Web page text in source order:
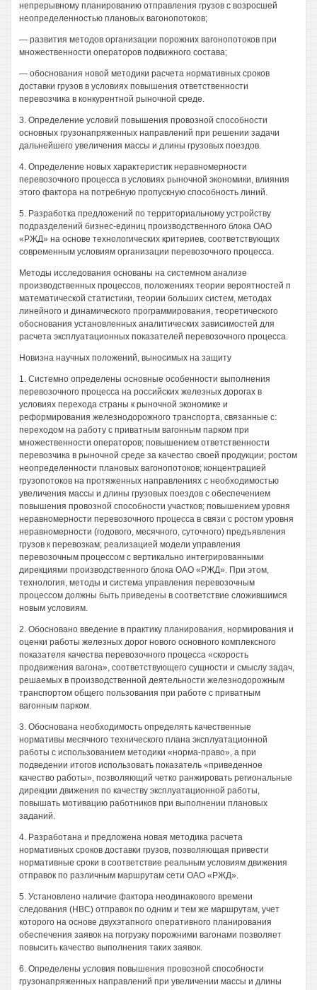
непрерывному планированию отправления грузов с возросшей
неопределенностью плановых вагонопотоков;
— развития методов организации порожних вагонопотоков при
множественности операторов подвижного состава;
— обоснования новой методики расчета нормативных сроков
доставки грузов в условиях повышения ответственности
перевозчика в конкурентной рыночной среде.
3. Определение условий повышения провозной способности
основных грузонапряженных направлений при решении задачи
дальнейшего увеличения массы и длины грузовых поездов.
4. Определение новых характеристик неравномерности
перевозочного процесса в условиях рыночной экономики, влияния
этого фактора на потребную пропускную способность линий.
5. Разработка предложений по территориальному устройству
подразделений бизнес-единиц производственного блока ОАО
«РЖД» на основе технологических критериев, соответствующих
современным условиям организации перевозочного процесса.
Методы исследования основаны на системном анализе
производственных процессов, положениях теории вероятностей п
математической статистики, теории больших систем, методах
линейного и динамического программирования, теоретического
обоснования установленных аналитических зависимостей для
расчета эксплуатационных показателей перевозочного процесса.
Новизна научных положений, выносимых на защиту
1. Системно определены основные особенности выполнения
перевозочного процесса на российских железных дорогах в
условиях перехода страны к рыночной экономике и
реформирования железнодорожного транспорта, связанные с:
переходом на работу с приватным вагонным парком при
множественности операторов; повышением ответственности
перевозчика в рыночной среде за качество своей продукции; ростом
неопределенности плановых вагонопотоков; концентрацией
грузопотоков на протяженных направлениях с необходимостью
увеличения массы и длины грузовых поездов с обеспечением
повышения провозной способности участков; повышением уровня
неравномерности перевозочного процесса в связи с ростом уровня
неравномерности (годового, месячного, суточного) предъявления
грузов к перевозкам; реализацией модели управления
перевозочным процессом с вертикально интегрированными
дирекциями производственного блока ОАО «РЖД». При этом,
технология, методы и система управления перевозочным
процессом должны быть приведены в соответствие сложившимся
новым условиям.
2. Обосновано введение в практику планирования, нормирования и
оценки работы железных дорог нового основного комплексного
показателя качества перевозочного процесса «скорость
продвижения вагона», соответствующего сущности и смыслу задач,
решаемых в производственной деятельности железнодорожным
транспортом общего пользования при работе с приватным
вагонным парком.
3. Обоснована необходимость определять качественные
нормативы месячного технического плана эксплуатационной
работы с использованием методики «норма-право», а при
подведении итогов использовать показатель «приведенное
качество работы», позволяющий четко ранжировать региональные
дирекции движения по качеству эксплуатационной работы,
повышать мотивацию работников при выполнении плановых
заданий.
4. Разработана и предложена новая методика расчета
нормативных сроков доставки грузов, позволяющая привести
нормативные сроки в соответствие реальным условиям движения
отправок по различным маршрутам сети ОАО «РЖД».
5. Установлено наличие фактора неодинакового времени
следования (НВС) отправок по одним и тем же маршрутам, учет
которого на основе двухэтапного оперативного планирования
обеспечения заявок на погрузку порожними вагонами позволяет
повысить качество выполнения таких заявок.
6. Определены условия повышения провозной способности
грузонапряженных направлений при увеличении массы и длины